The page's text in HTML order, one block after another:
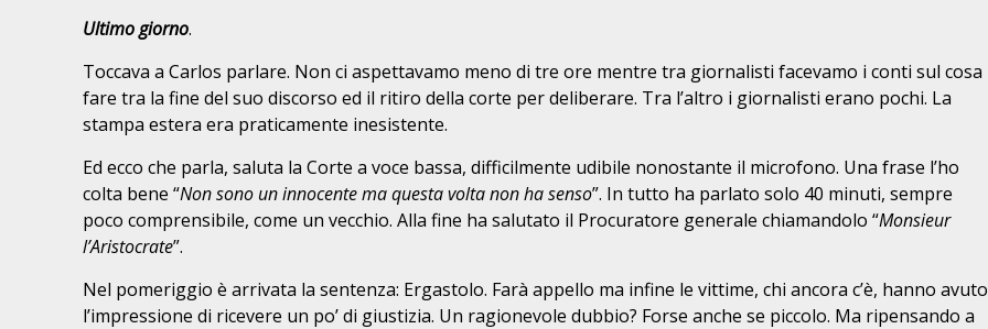
Ultimo giorno.
Toccava a Carlos parlare. Non ci aspettavamo meno di tre ore mentre tra giornalisti facevamo i conti sul cosa
fare tra la fine del suo discorso ed il ritiro della corte per deliberare. Tra l’altro i giornalisti erano pochi. La
stampa estera era praticamente inesistente.
Ed ecco che parla, saluta la Corte a voce bassa, difficilmente udibile nonostante il microfono. Una frase l’ho
colta bene “Non sono un innocente ma questa volta non ha senso”. In tutto ha parlato solo 40 minuti, sempre
poco comprensibile, come un vecchio. Alla fine ha salutato il Procuratore generale chiamandolo “Monsieur
l’Aristocrate”.
Nel pomeriggio è arrivata la sentenza: Ergastolo. Farà appello ma infine le vittime, chi ancora c’è, hanno avuto
l’impressione di ricevere un po’ di giustizia. Un ragionevole dubbio? Forse anche se piccolo. Ma ripensando a